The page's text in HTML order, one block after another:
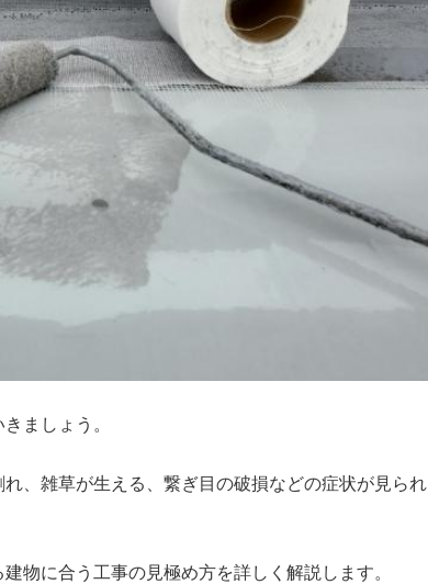
ましょう。
、雑草が生える、繋ぎ目の破損などの症状が見られ
物に合う工事の見極め方を詳しく解説します。